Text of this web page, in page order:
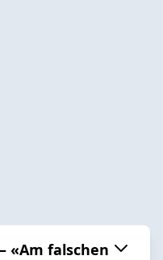
«Am falschen